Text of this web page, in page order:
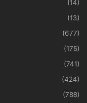
(14)
(13)
(677)
(175)
(741)
(424)
(788)